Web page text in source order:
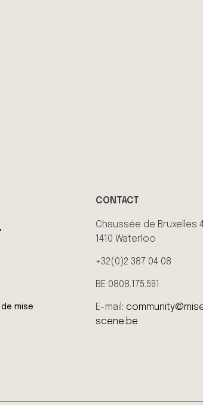
mise
CONTACT
Chaussée de Bruxelles
1410 Waterloo
+32(0)2 387 04 08
BE 0808.175.591
E-mail:
scene.be